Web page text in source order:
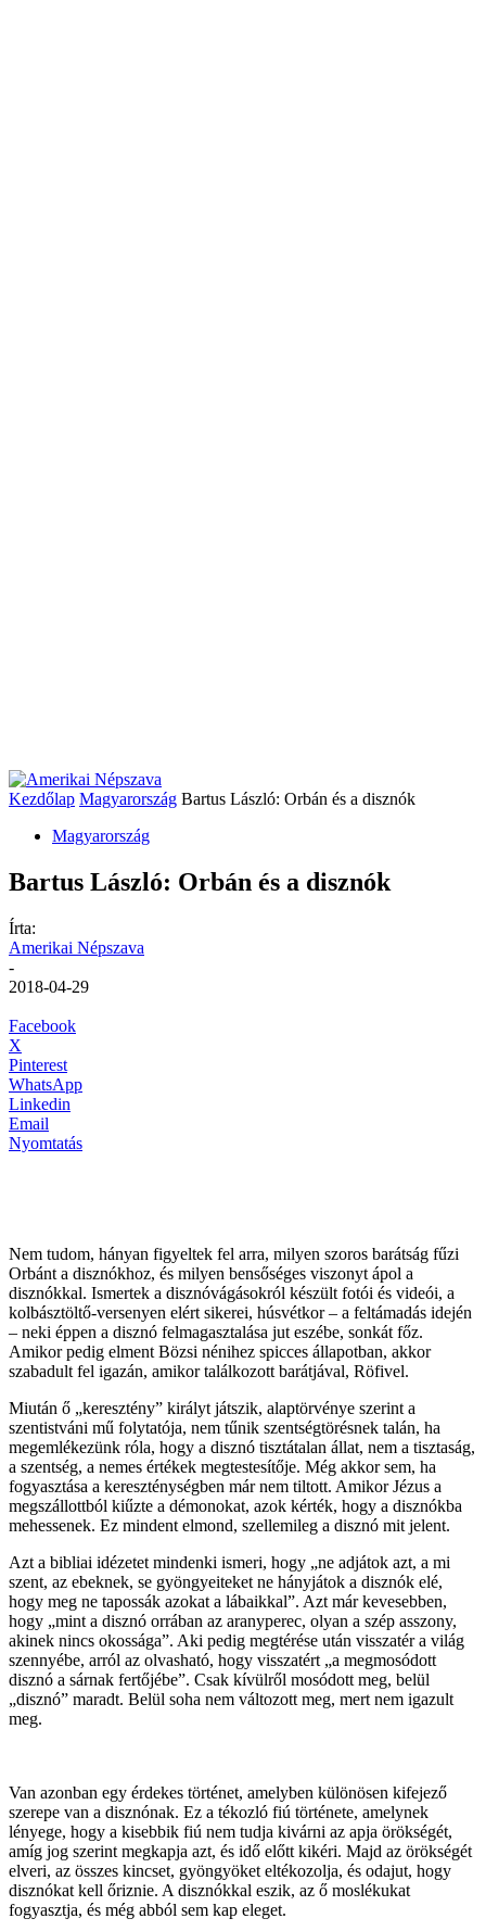
Kezdőlap Magyarország Bartus László: Orbán és a disznók
Magyarország
Bartus László: Orbán és a disznók
Írta:
Amerikai Népszava
-
2018-04-29
Facebook
X
Pinterest
WhatsApp
Linkedin
Email
Nyomtatás
Nem tudom, hányan figyeltek fel arra, milyen szoros barátság fűzi
Orbánt a disznókhoz, és milyen bensőséges viszonyt ápol a
disznókkal. Ismertek a disznóvágásokról készült fotói és videói, a
kolbásztöltő-versenyen elért sikerei, húsvétkor – a feltámadás idején
– neki éppen a disznó felmagasztalása jut eszébe, sonkát főz.
Amikor pedig elment Bözsi nénihez spicces állapotban, akkor
szabadult fel igazán, amikor találkozott barátjával, Röfivel.
Miután ő „keresztény” királyt játszik, alaptörvénye szerint a
szentistváni mű folytatója, nem tűnik szentségtörésnek talán, ha
megemlékezünk róla, hogy a disznó tisztátalan állat, nem a tisztaság,
a szentség, a nemes értékek megtestesítője. Még akkor sem, ha
fogyasztása a kereszténységben már nem tiltott. Amikor Jézus a
megszállottból kiűzte a démonokat, azok kérték, hogy a disznókba
mehessenek. Ez mindent elmond, szellemileg a disznó mit jelent.
Azt a bibliai idézetet mindenki ismeri, hogy „ne adjátok azt, a mi
szent, az ebeknek, se gyöngyeiteket ne hányjátok a disznók elé,
hogy meg ne tapossák azokat a lábaikkal”. Azt már kevesebben,
hogy „mint a disznó orrában az aranyperec, olyan a szép asszony,
akinek nincs okossága”. Aki pedig megtérése után visszatér a világ
szennyébe, arról az olvasható, hogy visszatért „a megmosódott
disznó a sárnak fertőjébe”. Csak kívülről mosódott meg, belül
„disznó” maradt. Belül soha nem változott meg, mert nem igazult
meg.
Van azonban egy érdekes történet, amelyben különösen kifejező
szerepe van a disznónak. Ez a tékozló fiú története, amelynek
lényege, hogy a kisebbik fiú nem tudja kivárni az apja örökségét,
amíg jog szerint megkapja azt, és idő előtt kikéri. Majd az örökségét
elveri, az összes kincset, gyöngyöket eltékozolja, és odajut, hogy
disznókat kell őriznie. A disznókkal eszik, az ő moslékukat
fogyasztja, és még abból sem kap eleget.